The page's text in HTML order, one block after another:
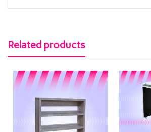
Related products